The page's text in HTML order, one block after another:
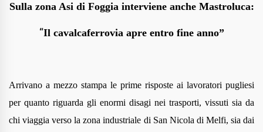
Sulla zona Asi di Foggia interviene anche Mastroluca:
“Il cavalcaferrovia apre entro fine anno”
Arrivano a mezzo stampa le prime risposte ai lavoratori pugliesi
per quanto riguarda gli enormi disagi nei trasporti, vissuti sia da
chi viaggia verso la zona industriale di San Nicola di Melfi, sia dai